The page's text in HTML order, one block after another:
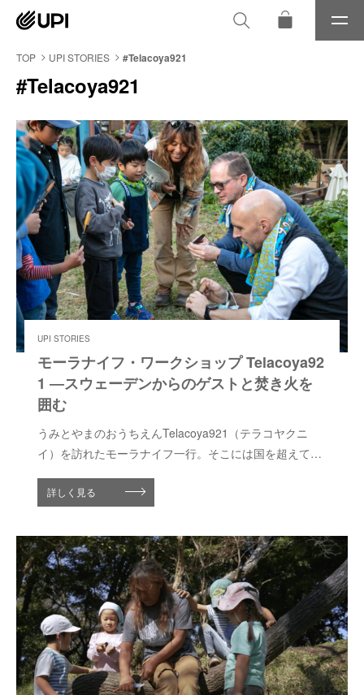
メ
ニ
TOP UPI STORIES #Telacoya921
#Telacoya921
UPI STORIES
モーラナイフ・ワークショップ Telacoya92
1 ―スウェーデンからのゲストと焚き火を
囲む
うみとやまのおうちえんTelacoya921（テラコヤクニ
イ）を訪れたモーラナイフ一行。そこには国を超えて子
詳しく見る